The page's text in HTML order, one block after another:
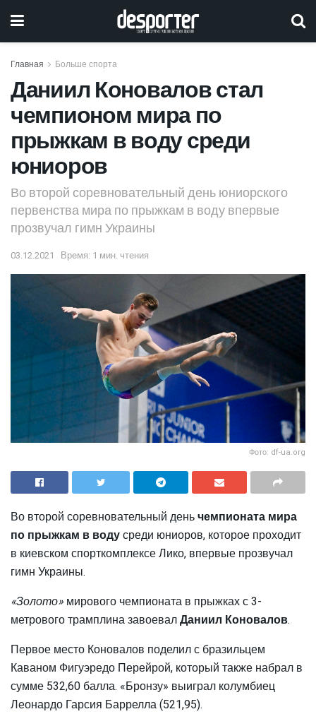
Главная Больше спорта
Даниил Коновалов стал
чемпионом мира по
прыжкам в воду среди
юниоров
Во второй соревновательный день юниорского
первенства мира по прыжкам в воду впервые
прозвучал гимн Украины
03.12.2021 Время: 1 мин. чтения
Фото: df-ua.org
Во второй соревновательный деньчемпионата мира
по прыжкам в водусреди юниоров, которое проходит
в киевском спорткомплексе Лико, впервые прозвучал
гимн Украины.
«Золото» мирового чемпионата в прыжках с 3-
метрового трамплина завоевалДаниил Коновалов.
Первое место Коновалов поделил с бразильцем
Каваном Фигуэредо Перейрой, который также набрал в
сумме 532,60 балла. «Бронзу» выиграл колумбиец
Леонардо Гарсия Баррелла (521,95).